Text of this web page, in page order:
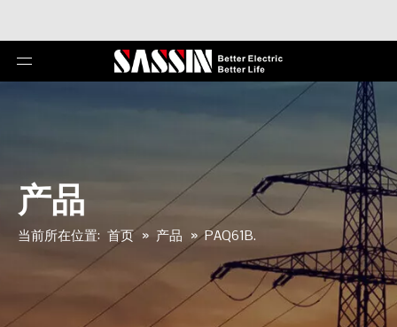
产品
当前所在位置: 首页 » 产品 » PAQ61B.